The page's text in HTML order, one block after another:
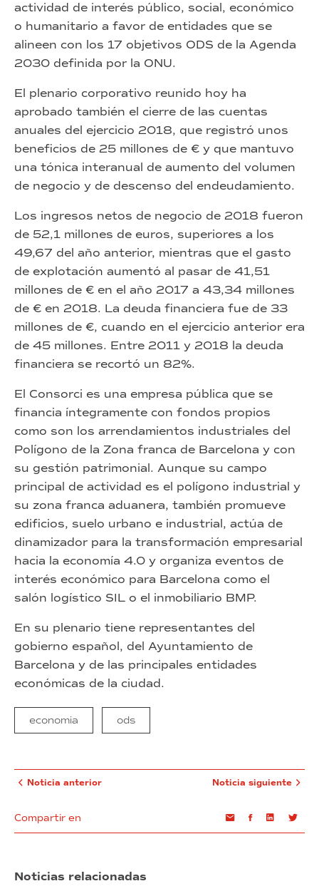
actividad de interés público, social, económico
o humanitario a favor de entidades que se
alineen con los 17 objetivos ODS de la Agenda
2030 definida por la ONU.
El plenario corporativo reunido hoy ha
aprobado también el cierre de las cuentas
anuales del ejercicio 2018, que registró unos
beneficios de 25 millones de € y que mantuvo
una tónica interanual de aumento del volumen
de negocio y de descenso del endeudamiento.
Los ingresos netos de negocio de 2018 fueron
de 52,1 millones de euros, superiores a los
49,67 del año anterior, mientras que el gasto
de explotación aumentó al pasar de 41,51
millones de € en el año 2017 a 43,34 millones
de € en 2018. La deuda financiera fue de 33
millones de €, cuando en el ejercicio anterior era
de 45 millones. Entre 2011 y 2018 la deuda
financiera se recortó un 82%.
El Consorci es una empresa pública que se
financia íntegramente con fondos propios
como son los arrendamientos industriales del
Polígono de la Zona franca de Barcelona y con
su gestión patrimonial. Aunque su campo
principal de actividad es el polígono industrial y
su zona franca aduanera, también promueve
edificios, suelo urbano e industrial, actúa de
dinamizador para la transformación empresarial
hacia la economía 4.0 y organiza eventos de
interés económico para Barcelona como el
salón logístico SIL o el inmobiliario BMP.
En su plenario tiene representantes del
gobierno español, del Ayuntamiento de
Barcelona y de las principales entidades
económicas de la ciudad.
economia ods
Noticia anterior
Compartir en EmailFacebookLinkedin
Noticia siguiente
Noticias relacionadas